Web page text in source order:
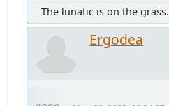
The lunatic is on the grass.
Ergodea